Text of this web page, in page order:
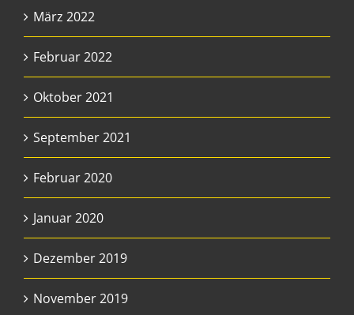
März 2022
Februar 2022
Oktober 2021
September 2021
Februar 2020
Januar 2020
Dezember 2019
November 2019